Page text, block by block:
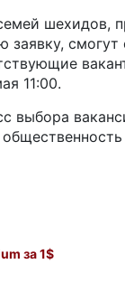
шехидов,
11:00.
выбора
за 1$